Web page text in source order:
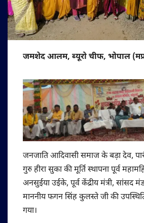
जमशेद आलम, ब्यूरो चीफ, भोपाल
जनजाति आदिवासी समाज के बड़ा देव,
गुरु हीरा सुका की मूर्ति स्थापना पूर्व
अनसुईया उईके, पूर्व केंद्रीय मंत्री, सांसद
माननीय फगन सिंह कुलस्ते जी की
गया।